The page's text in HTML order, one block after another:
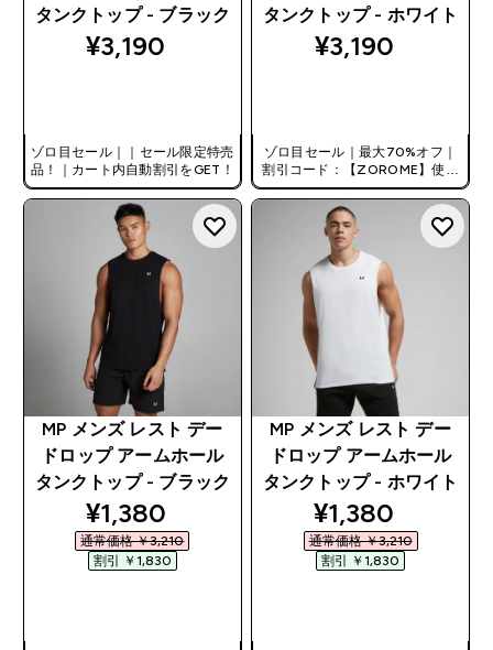
タンクトップ - ブラック
¥3,190‎
ゾロ目セール｜｜セール限定特売
品！｜カート内自動割引をGET！
タンクトップ - ホワイト
¥3,190‎
ゾロ目セール｜最大70%オフ｜
割引コード：【ZOROME】使用
で追加10%オフ！
MP メンズ レスト デー
ドロップ アームホール
タンクトップ - ブラック
discounted price
¥1,380‎
通常価格 ￥3,210‎
割引 ￥1,830‎
MP メンズ レスト デー
ドロップ アームホール
タンクトップ - ホワイト
discounted
¥1,380‎
通常価格 ￥3,210‎
割引 ￥1,830‎